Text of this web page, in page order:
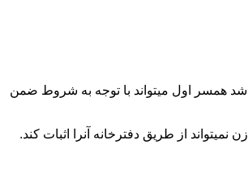
همسر اول میتواند با توجه به شروط ضمن
از طریق دفترخانه آنرا اثبات کند.